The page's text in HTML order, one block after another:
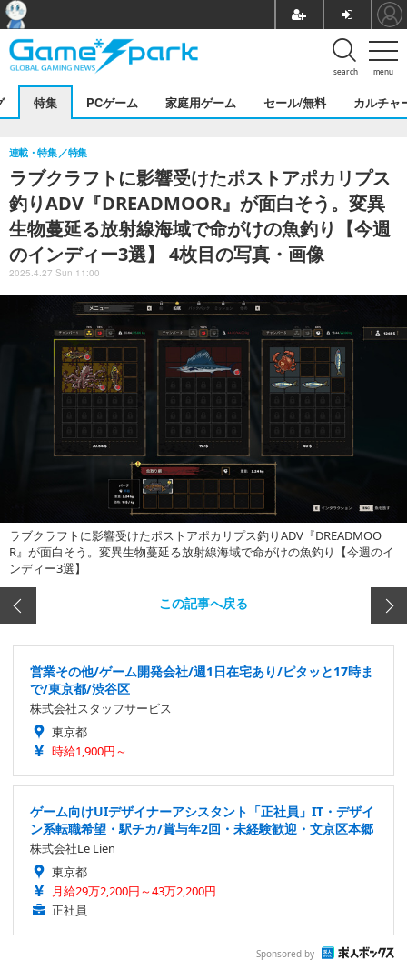
menu
search
特集 PCゲーム 家庭用ゲーム セール/無料 カルチャ
ラブクラフトに影響受けたポストアポカリプス
釣りADV『DREADMOOR』が面白そう。変異
生物蔓延る放射線海域で命がけの魚釣り【今週
のインディー3選】 4枚目の写真・画像
連載・特集 特集
2025.4.27 Sun 11:00
ラブクラフトに影響受けたポストアポカリプス釣りADV『DREADMOO
R』が面白そう。変異生物蔓延る放射線海域で命がけの魚釣り【今週のイ
ンディー3選】
この記事へ戻る
営業その他/ゲーム開発会社/週1日在宅あり/ピタッと17時ま
で/東京都/渋谷区
株式会社スタッフサービス
東京都
時給1,900円～
ゲーム向けUIデザイナーアシスタント「正社員」IT・デザイ
ン系転職希望・駅チカ/賞与年2回・未経験歓迎・文京区本郷
株式会社Le Lien
東京都
月給29万2,200円～43万2,200円
正社員
Sponsored by